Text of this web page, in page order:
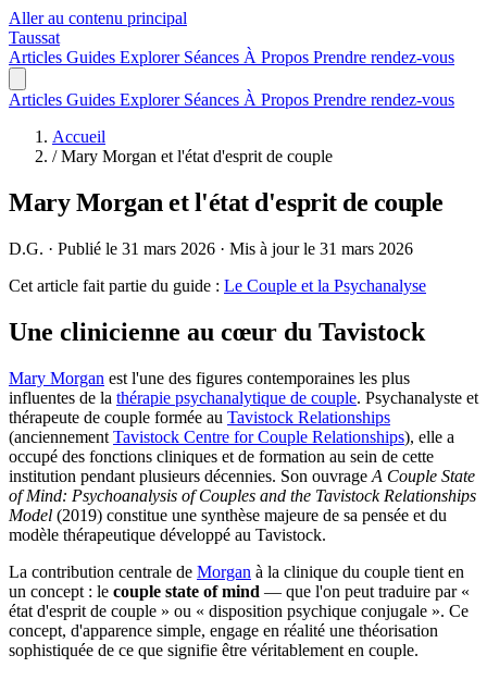
Aller au contenu principal
Taussat
Articles Guides Explorer Séances À Propos Prendre rendez-vous
Articles Guides Explorer Séances À Propos Prendre rendez-vous
Accueil
/ Mary Morgan et l'état d'esprit de couple
Mary Morgan et l'état d'esprit de couple
D.G. · Publié le 31 mars 2026 · Mis à jour le 31 mars 2026
Cet article fait partie du guide : Le Couple et la Psychanalyse
Une clinicienne au cœur du Tavistock
Mary Morgan est l'une des figures contemporaines les plus
influentes de la thérapie psychanalytique de couple. Psychanalyste et
thérapeute de couple formée au Tavistock Relationships
(anciennement Tavistock Centre for Couple Relationships), elle a
occupé des fonctions cliniques et de formation au sein de cette
institution pendant plusieurs décennies. Son ouvrage A Couple State
of Mind: Psychoanalysis of Couples and the Tavistock Relationships
Model (2019) constitue une synthèse majeure de sa pensée et du
modèle thérapeutique développé au Tavistock.
La contribution centrale de Morgan à la clinique du couple tient en
un concept : le couple state of mind — que l'on peut traduire par «
état d'esprit de couple » ou « disposition psychique conjugale ». Ce
concept, d'apparence simple, engage en réalité une théorisation
sophistiquée de ce que signifie être véritablement en couple.